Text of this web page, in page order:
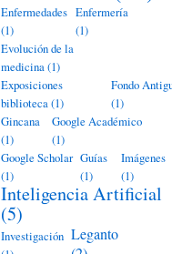
Enfermedades
(1)
Enfermería
(1)
Evolución de la
medicina(1)
Exposiciones
biblioteca(1)
Fondo
(1)
Gincana
(1)
Google Académico
(1)
Google Scholar
(1)
Guías
(1)
Imágenes
(1)
Inteligencia Artificial
(5)
Investigación Leganto